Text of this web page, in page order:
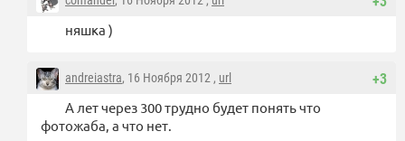
няшка )
+3
andreiastra, 16 Ноября 2012 , url
А лет через 300 трудно будет понять что
фотожаба, а что нет.